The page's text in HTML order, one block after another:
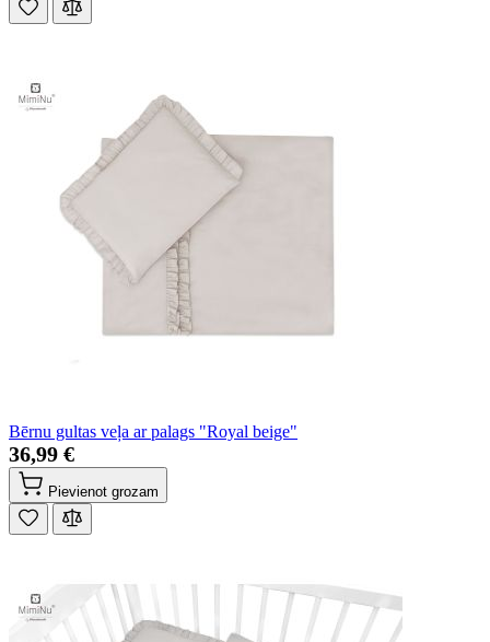
Bērnu gultas veļa ar palags "Royal beige"
36,99 €
Pievienot grozam